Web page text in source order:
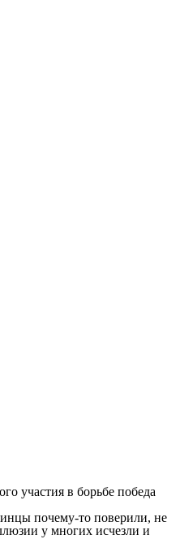
участия в борьбе победа
почему-то поверили, не
у многих исчезли и